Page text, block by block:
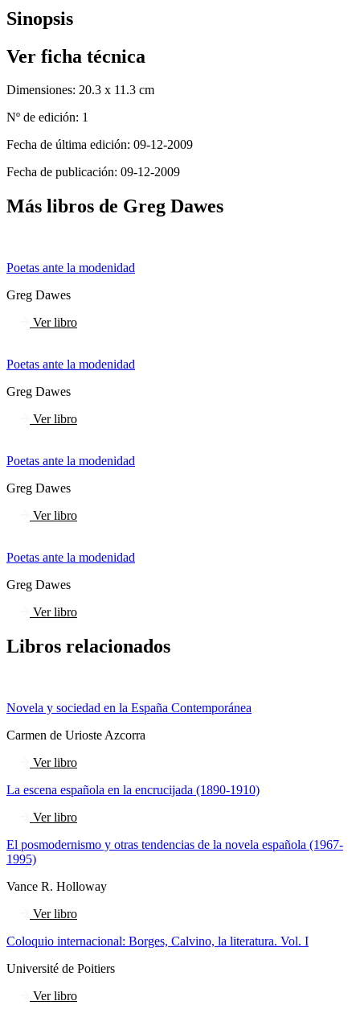
Sinopsis
Ver ficha técnica
Dimensiones: 20.3 x 11.3 cm
Nº de edición: 1
Fecha de última edición: 09-12-2009
Fecha de publicación: 09-12-2009
Más libros de Greg Dawes
Poetas ante la modenidad
Greg Dawes
Ver libro
Poetas ante la modenidad
Greg Dawes
Ver libro
Poetas ante la modenidad
Greg Dawes
Ver libro
Poetas ante la modenidad
Greg Dawes
Ver libro
Libros relacionados
Novela y sociedad en la España Contemporánea
Carmen de Urioste Azcorra
Ver libro
La escena española en la encrucijada (1890-1910)
Ver libro
El posmodernismo y otras tendencias de la novela española (1967-
1995)
Vance R. Holloway
Ver libro
Coloquio internacional: Borges, Calvino, la literatura. Vol. I
Université de Poitiers
Ver libro